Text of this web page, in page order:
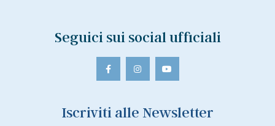
Seguici sui social ufficiali
Iscriviti alle Newsletter